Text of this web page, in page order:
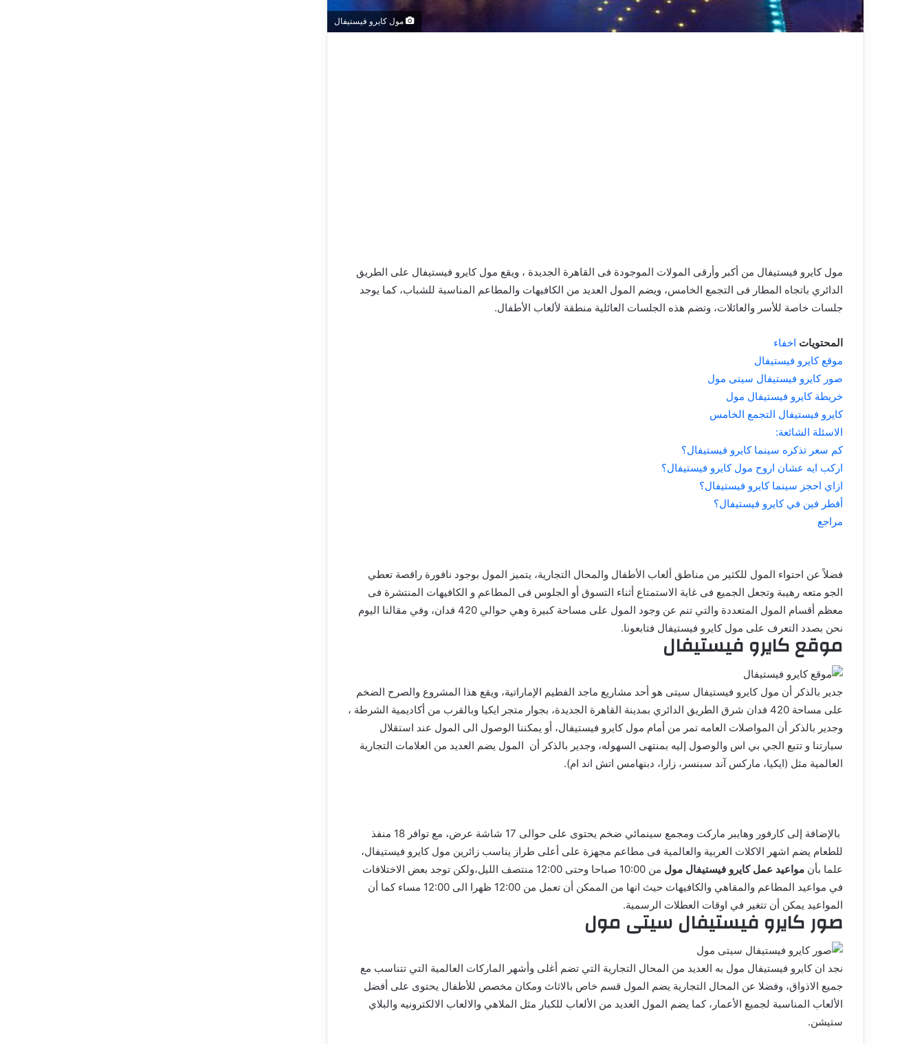
مول كايرو فيستيفال
مول كايرو فيستيفال من أكبر وأرقى المولات الموجودة فى القاهرة الجديدة ، ويقع مول كايرو فيستيفال على الطريق
الدائري باتجاه المطار فى التجمع الخامس، ويضم المول العديد من الكافيهات والمطاعم المناسبة للشباب، كما يوجد
جلسات خاصة للأسر والعائلات، وتضم هذه الجلسات العائلية منطقة لألعاب الأطفال.
المحتويات اخفاء
موقع كايرو فيستيفال
صور كايرو فيستيفال سيتى مول
خريطة كايرو فيستيفال مول
كايرو فيستيفال التجمع الخامس
الاسئلة الشائعة:
كم سعر تذكره سينما كايرو فيستيفال؟
اركب ايه عشان اروح مول كايرو فيستيفال؟
ازاي احجز سينما كايرو فيستيفال؟
أفطر فين في كايرو فيستيفال؟
مراجع
فضلاً عن احتواء المول للكثير من مناطق ألعاب الأطفال والمحال التجارية، يتميز المول بوجود نافورة راقصة تعطي
الجو متعه رهيبة وتجعل الجميع فى غاية الاستمتاع أثناء التسوق أو الجلوس فى المطاعم و الكافيهات المنتشرة فى
معظم أقسام المول المتعددة والتي تنم عن وجود المول على مساحة كبيرة وهي حوالي 420 فدان، وفي مقالنا اليوم
نحن بصدد التعرف على مول كايرو فيستيفال فتابعونا.
موقع كايرو فيستيفال
جدير بالذكر أن مول كايرو فيستيفال سيتى هو أحد مشاريع ماجد الفطيم الإماراتية، ويقع هذا المشروع والصرح الضخم
على مساحة 420 فدان شرق الطريق الدائري بمدينة القاهرة الجديدة، بجوار متجر ايكيا وبالقرب من أكاديمية الشرطة ،
وجدير بالذكر أن المواصلات العامه تمر من أمام مول كايرو فيستيفال، أو يمكننا الوصول الى المول عند استقلال
سيارتنا و تتبع الجي بي اس والوصول إليه بمنتهى السهوله، وجدير بالذكر أن المول يضم العديد من العلامات التجارية
العالمية مثل (ايكيا، ماركس آند سبنسر، زارا، دبنهامس اتش اند ام).
بالإضافة إلى كارفور وهايبر ماركت ومجمع سينمائي ضخم يحتوى على حوالى 17 شاشة عرض، مع توافر 18 منفذ
للطعام يضم اشهر الاكلات العربية والعالمية فى مطاعم مجهزة على أعلى طراز يناسب زائرين مول كايرو فيستيفال،
علما بأن مواعيد عمل كايرو فيستيفال مول
من 10:00 صباحا وحتى 12:00 منتصف الليل،ولكن توجد بعض الاختلافات
في مواعيد المطاعم والمقاهي والكافيهات حيث انها من الممكن أن تعمل من 12:00 ظهرا الى 12:00 مساء كما أن
المواعيد يمكن أن تتغير في اوقات العطلات الرسمية.
صور كايرو فيستيفال سيتى مول
نجد ان كايرو فيستيفال مول به العديد من المحال التجارية التي تضم أغلى وأشهر الماركات العالمية التي تتناسب مع
جميع الاذواق، وفضلا عن المحال التجارية يضم المول قسم خاص بالاثاث ومكان مخصص للأطفال يحتوى على أفضل
الألعاب المناسبة لجميع الأعمار، كما يضم المول العديد من الألعاب للكبار مثل الملاهي والالعاب الالكترونيه والبلاي
ستيشن.